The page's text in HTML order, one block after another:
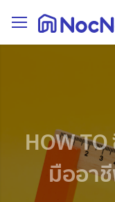
HOW
มืออา